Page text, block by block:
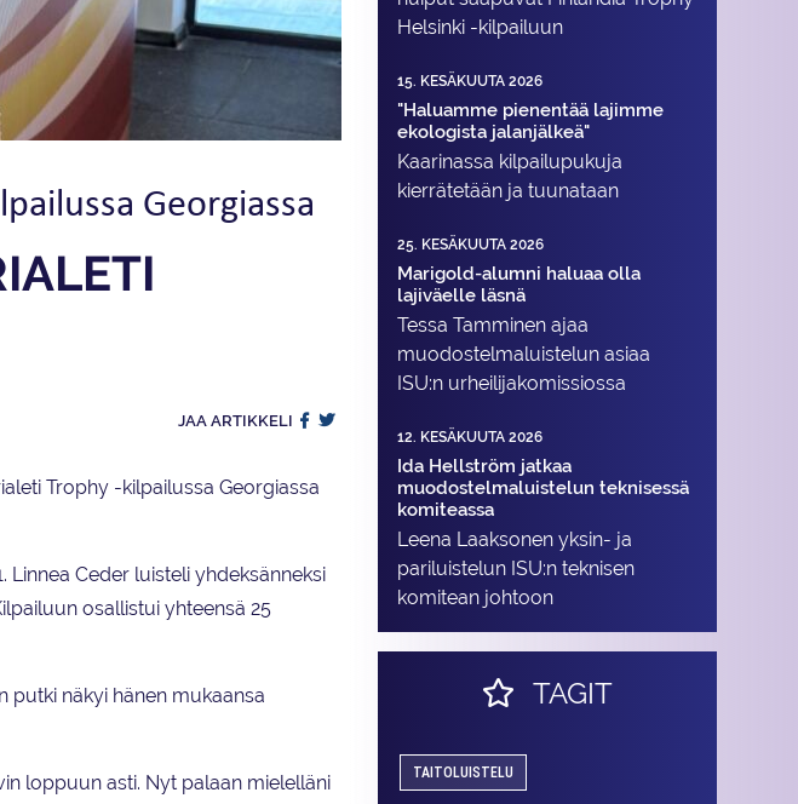
Georgiassa
JAA ARTIKKELI
Trophy -kilpailussa Georgiassa
Linnea Ceder luisteli yhdeksänneksi
osallistui yhteensä 25
putki näkyi hänen mukaansa
loppuun asti. Nyt palaan mielelläni
Helsinki -kilpailuun
15. KESÄKUUTA 2026
"Haluamme pienentää lajimme
ekologista jalanjälkeä"
Kaarinassa kilpailupukuja
kierrätetään ja tuunataan
25. KESÄKUUTA 2026
Marigold-alumni haluaa olla
lajiväelle läsnä
Tessa Tamminen ajaa
muodostelma­luistelun asiaa
ISU:n urheilija­komissiossa
12. KESÄKUUTA 2026
Ida Hellström jatkaa
muodostelmaluistelun teknisessä
komiteassa
Leena Laaksonen yksin- ja
pariluistelun ISU:n teknisen
komitean johtoon
TAGIT
TAITOLUISTELU